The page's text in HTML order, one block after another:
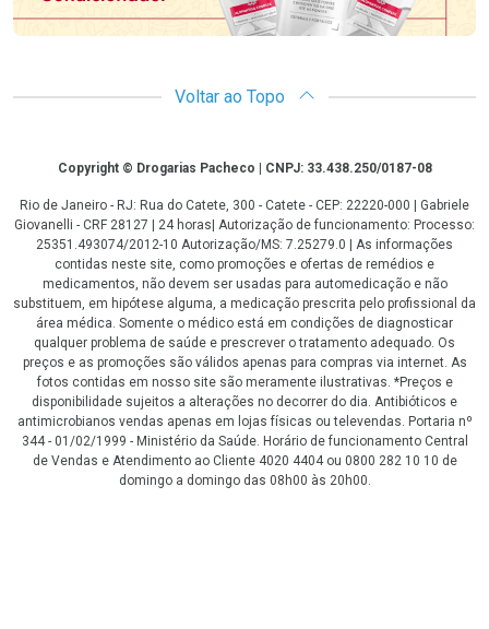
Voltar ao Topo
CopyrightCopyright © Drogarias Pacheco | CNPJ: 33.438.250/0187-08
Rio de Janeiro - RJ: Rua do Catete, 300 - Catete - CEP: 22220-000 | Gabriele
Giovanelli - CRF 28127 | 24 horas| Autorização de funcionamento: Processo:
25351.493074/2012-10 Autorização/MS: 7.25279.0 | As informações
contidas neste site, como promoções e ofertas de remédios e
medicamentos, não devem ser usadas para automedicação e não
substituem, em hipótese alguma, a medicação prescrita pelo profissional da
área médica. Somente o médico está em condições de diagnosticar
qualquer problema de saúde e prescrever o tratamento adequado. Os
preços e as promoções são válidos apenas para compras via internet. As
fotos contidas em nosso site são meramente ilustrativas. *Preços e
disponibilidade sujeitos a alterações no decorrer do dia. Antibióticos e
antimicrobianos vendas apenas em lojas físicas ou televendas. Portaria nº
344 - 01/02/1999 - Ministério da Saúde. Horário de funcionamento Central
de Vendas e Atendimento ao Cliente 4020 4404 ou 0800 282 10 10 de
domingo a domingo das 08h00 às 20h00.